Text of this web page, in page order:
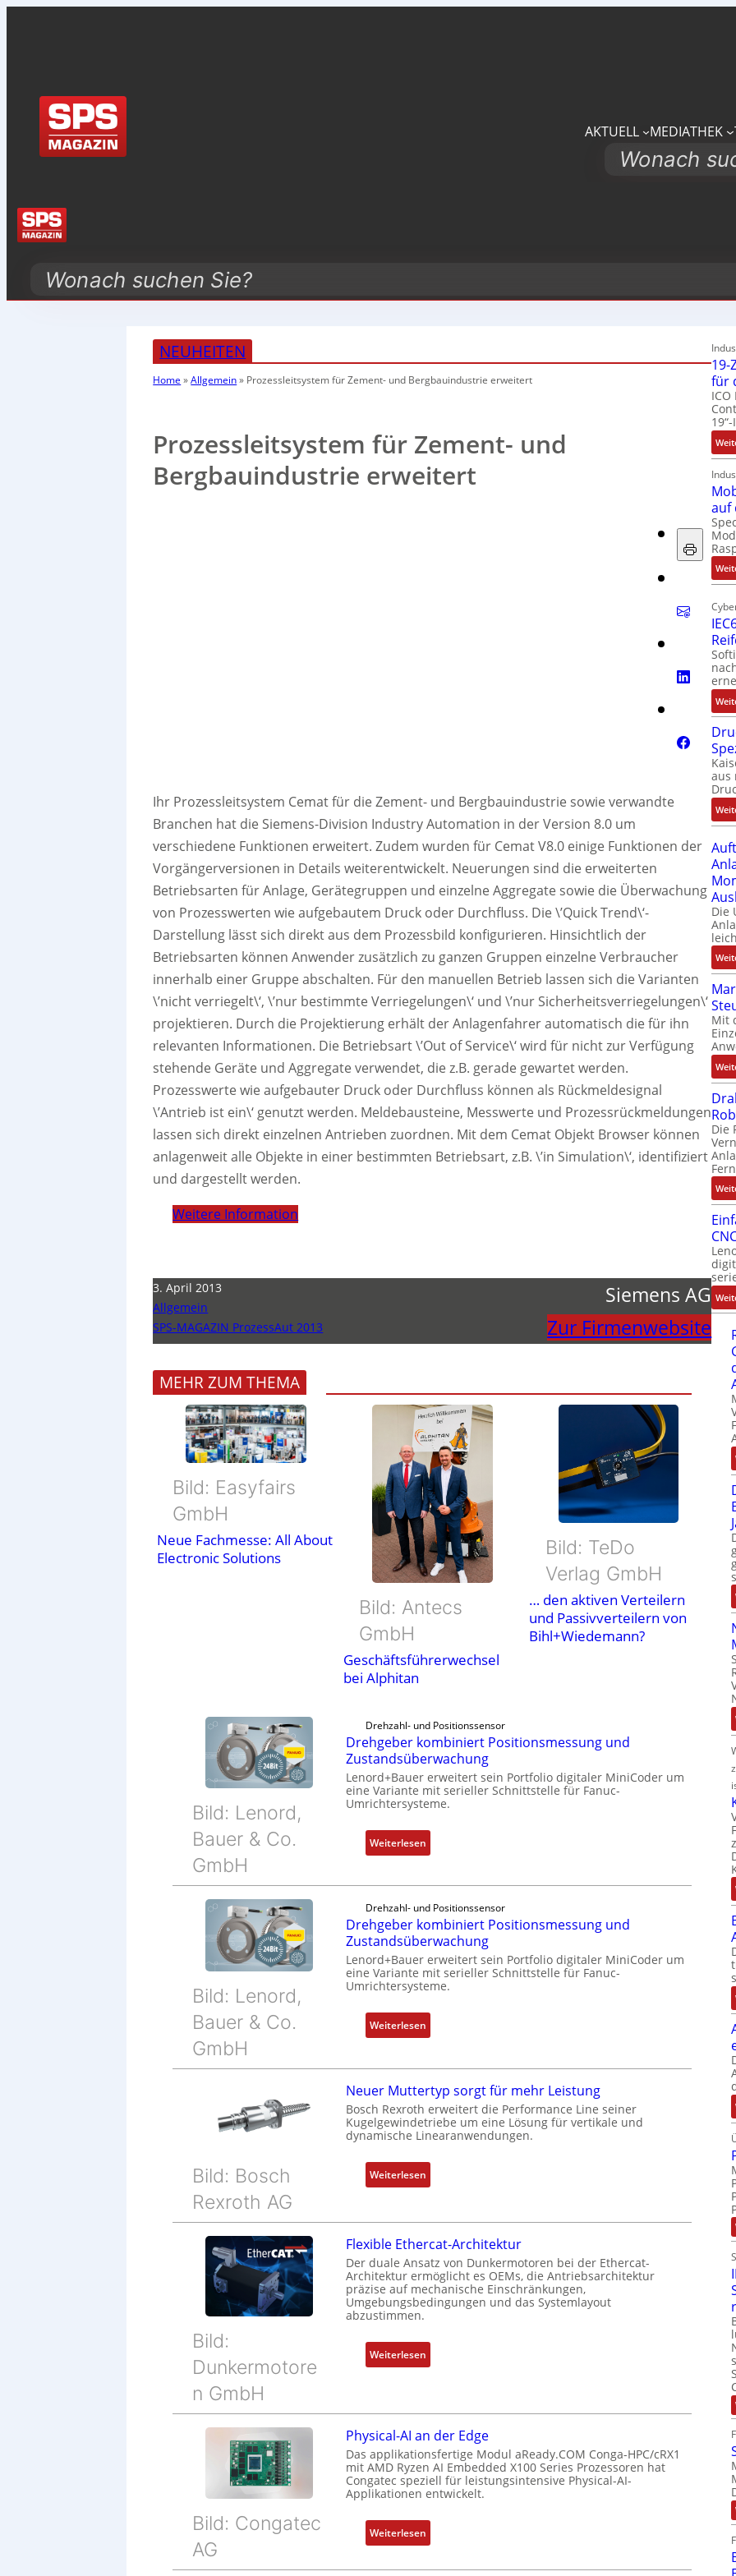
AKTUELL MEDIATHEK
Search
Search
NEUHEITEN
Home »Allgemein» Prozessleitsystem für Zement- und Bergbauindustrie erweitert
Prozessleitsystem für Zement- und
Bergbauindustrie erweitert
Ihr Prozessleitsystem Cemat für die Zement- und Bergbauindustrie sowie verwandte
Branchen hat die Siemens-Division Industry Automation in der Version 8.0 um
verschiedene Funktionen erweitert. Zudem wurden für Cemat V8.0 einige Funktionen der
Vorgängerversionen in Details weiterentwickelt. Neuerungen sind die erweiterten
Betriebsarten für Anlage, Gerätegruppen und einzelne Aggregate sowie die Überwachung
von Prozesswerten wie aufgebautem Druck oder Durchfluss. Die \’Quick Trend\‘-
Darstellung lässt sich direkt aus dem Prozessbild konfigurieren. Hinsichtlich der
Betriebsarten können Anwender zusätzlich zu ganzen Gruppen einzelne Verbraucher
innerhalb einer Gruppe abschalten. Für den manuellen Betrieb lassen sich die Varianten
\’nicht verriegelt\‘, \’nur bestimmte Verriegelungen\‘ und \’nur Sicherheitsverriegelungen\‘
projektieren. Durch die Projektierung erhält der Anlagenfahrer automatisch die für ihn
relevanten Informationen. Die Betriebsart \’Out of Service\‘ wird für nicht zur Verfügung
stehende Geräte und Aggregate verwendet, die z.B. gerade gewartet werden.
Prozesswerte wie aufgebauter Druck oder Durchfluss können als Rückmeldesignal
\’Antrieb ist ein\‘ genutzt werden. Meldebausteine, Messwerte und Prozessrückmeldungen
lassen sich direkt einzelnen Antrieben zuordnen. Mit dem Cemat Objekt Browser können
anlagenweit alle Objekte in einer bestimmten Betriebsart, z.B. \’in Simulation\‘, identifiziert
und dargestellt werden.
Weitere Information
3. April 2013
Allgemein
SPS-MAGAZIN ProzessAut 2013
Siemens AG
Zur Firmenwebsite
MEHR ZUM THEMA
Bild: Easyfairs
GmbH
Neue Fachmesse: All About
Electronic Solutions
Bild: Antecs
GmbH
Geschäftsführerwechsel
bei Alphitan
Bild: TeDo
Verlag GmbH
… den aktiven Verteilern
und Passivverteilern von
Bihl+Wiedemann?
Bild: Lenord,
Bauer & Co.
GmbH
Drehzahl- und Positionssensor
Drehgeber kombiniert Positionsmessung und
Zustandsüberwachung
Lenord+Bauer erweitert sein Portfolio digitaler MiniCoder um
eine Variante mit serieller Schnittstelle für Fanuc-
Umrichtersysteme.
Weiterlesen:
D
h
g
e
b
e
k
o
b
i
e
P
s
i
i
o
n
m
e
u
u
n
d
u
s
t
Bild: Lenord,
Bauer & Co.
GmbH
Drehzahl- und Positionssensor
Drehgeber kombiniert Positionsmessung und
Zustandsüberwachung
Lenord+Bauer erweitert sein Portfolio digitaler MiniCoder um
eine Variante mit serieller Schnittstelle für Fanuc-
Umrichtersysteme.
Weiterlesen:
D
h
g
e
e
r
b
i
n
i
t
P
t
i
o
n
m
e
Bild: Bosch
Rexroth AG
Neuer Muttertyp sorgt für mehr Leistung
Bosch Rexroth erweitert die Performance Line seiner
Kugelgewindetriebe um eine Lösung für vertikale und
dynamische Linearanwendungen.
Weiterlesen:
N
u
e
r
M
u
e
r
p
s
o
r
g
t
f
ü
m
Bild:
Dunkermotore
n GmbH
Flexible Ethercat-Architektur
Der duale Ansatz von Dunkermotoren bei der Ethercat-
Architektur ermöglicht es OEMs, die Antriebsarchitektur
präzise auf mechanische Einschränkungen,
Umgebungsbedingungen und das Systemlayout
abzustimmen.
Weiterlesen:
F
b
l
e
h
Bild: Congatec
AG
Physical-AI an der Edge
Das applikationsfertige Modul aReady.COM Conga-HPC/cRX1
mit AMD Ryzen AI Embedded X100 Series Prozessoren hat
Congatec speziell für leistungsintensive Physical-AI-
Applikationen entwickelt.
Weiterlesen:
P
h
19-
für
auf
aus
Die
Mit
Die